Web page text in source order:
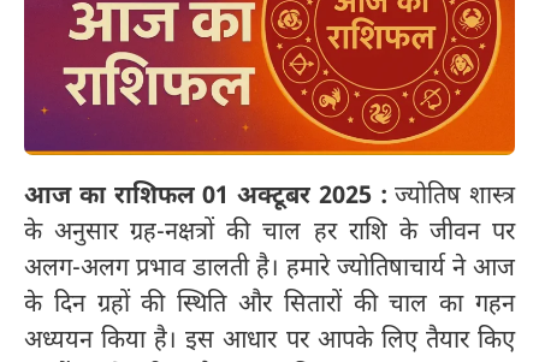
आज का राशिफल 01 अक्टूबर 2025 : ज्योतिष शास्त्र
के अनुसार ग्रह-नक्षत्रों की चाल हर राशि के जीवन पर
अलग-अलग प्रभाव डालती है। हमारे ज्योतिषाचार्य ने आज
के दिन ग्रहों की स्थिति और सितारों की चाल का गहन
अध्ययन किया है। इस आधार पर आपके लिए तैयार किए